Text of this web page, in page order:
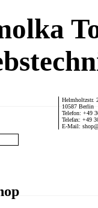
Helmholtzstr.
10587 Berlin
Telefon: +49
Telefax: +49
E-Mail: